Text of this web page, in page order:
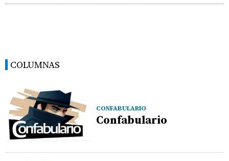
COLUMNAS
CONFABULARIO
Confabulario